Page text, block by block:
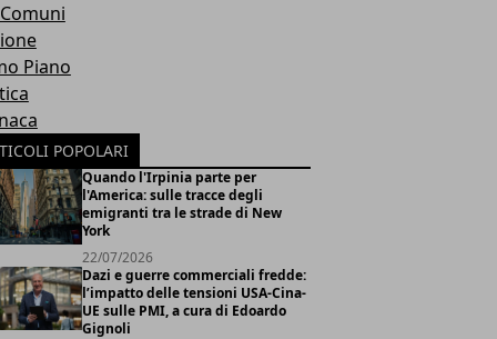
Piano
POPOLARI
Quando l'Irpinia parte per
l'America: sulle tracce degli
emigranti tra le strade di New
York
22/07/2026
Dazi e guerre commerciali fredde:
l’impatto delle tensioni USA-Cina-
UE sulle PMI, a cura di Edoardo
Gignoli